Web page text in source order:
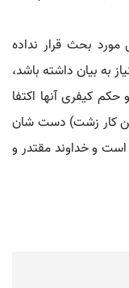
مورد بحث قرار نداده
به بیان داشته باشد،
کیفری آنها اکتفا
کار زشت) دست شان
است و خداوند مقتدر و